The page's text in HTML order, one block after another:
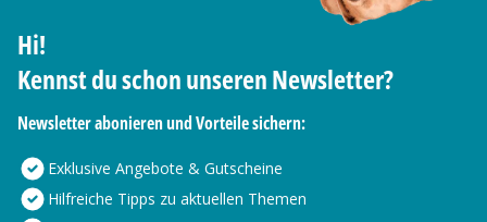
Hi!
Kennst du schon unseren Newsletter?
Newsletter abonieren und Vorteile sichern:
Exklusive Angebote & Gutscheine
Hilfreiche Tipps zu aktuellen Themen